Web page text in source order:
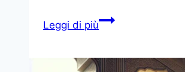
Leggi di piùOscar
l’ipocrisia